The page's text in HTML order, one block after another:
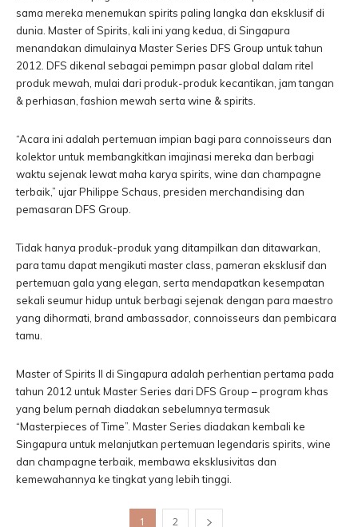
sama mereka menemukan spirits paling langka dan eksklusif di
dunia. Master of Spirits, kali ini yang kedua, di Singapura
menandakan dimulainya Master Series DFS Group untuk tahun
2012. DFS dikenal sebagai pemimpn pasar global dalam ritel
produk mewah, mulai dari produk-produk kecantikan, jam tangan
& perhiasan, fashion mewah serta wine & spirits.
“Acara ini adalah pertemuan impian bagi para connoisseurs dan
kolektor untuk membangkitkan imajinasi mereka dan berbagi
waktu sejenak lewat maha karya spirits, wine dan champagne
terbaik,” ujar Philippe Schaus, presiden merchandising dan
pemasaran DFS Group.
Tidak hanya produk-produk yang ditampilkan dan ditawarkan,
para tamu dapat mengikuti master class, pameran eksklusif dan
pertemuan gala yang elegan, serta mendapatkan kesempatan
sekali seumur hidup untuk berbagi sejenak dengan para maestro
yang dihormati, brand ambassador, connoisseurs dan pembicara
tamu.
Master of Spirits II di Singapura adalah perhentian pertama pada
tahun 2012 untuk Master Series dari DFS Group – program khas
yang belum pernah diadakan sebelumnya termasuk
“Masterpieces of Time”. Master Series diadakan kembali ke
Singapura untuk melanjutkan pertemuan legendaris spirits, wine
dan champagne terbaik, membawa eksklusivitas dan
kemewahannya ke tingkat yang lebih tinggi.
1 2